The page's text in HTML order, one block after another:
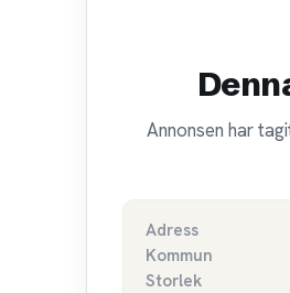
Annonsen har
Adress
Kommun
Storlek